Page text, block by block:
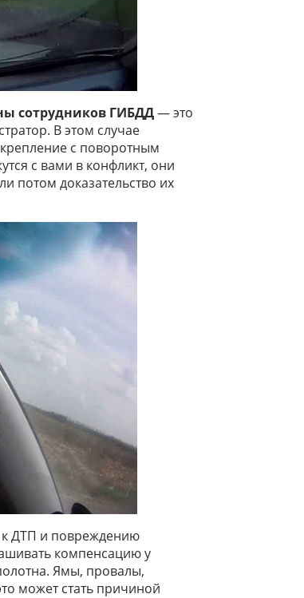
сотрудников ГИБДД— это
В этом случае
с поворотным
с вами в конфликт, они
потом доказательство их
к ДТП и повреждению
компенсацию у
Ямы, провалы,
может стать причиной